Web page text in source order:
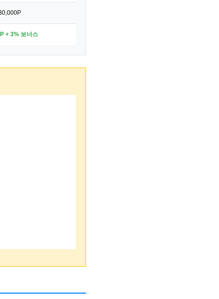
+ 3% 보너스